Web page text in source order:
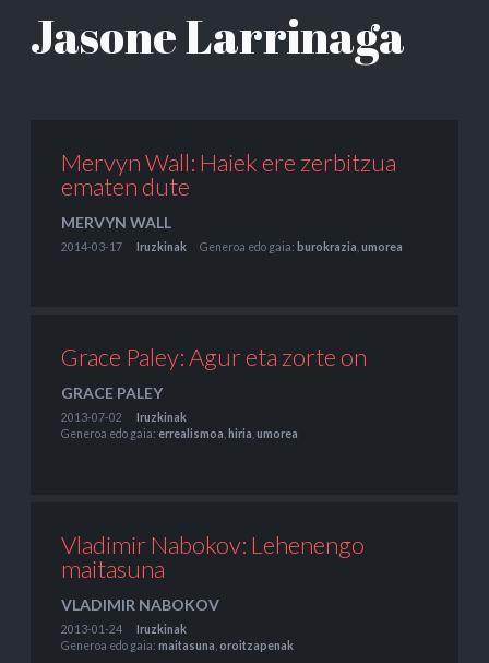
Jasone Larrinaga
Mervyn Wall: Haiek ere zerbitzua
ematen dute
MERVYN WALL
2014-03-17 Iruzkinak Generoa edo gaia: burokrazia umorea
Grace Paley: Agur eta zorte on
GRACE PALEY
2013-07-02
Iruzkinak
Generoa edo gaia: errealismoa, hiria,umorea
Vladimir Nabokov: Lehenengo
maitasuna
VLADIMIR NABOKOV
2013-01-24
Iruzkinak
Generoa edo gaia: maitasuna oroitzapenak